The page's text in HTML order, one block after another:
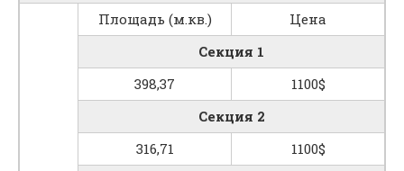
Площадь (м.кв.)
Цена
Секция 1
398,37
1100$
Секция 2
316,71
1100$